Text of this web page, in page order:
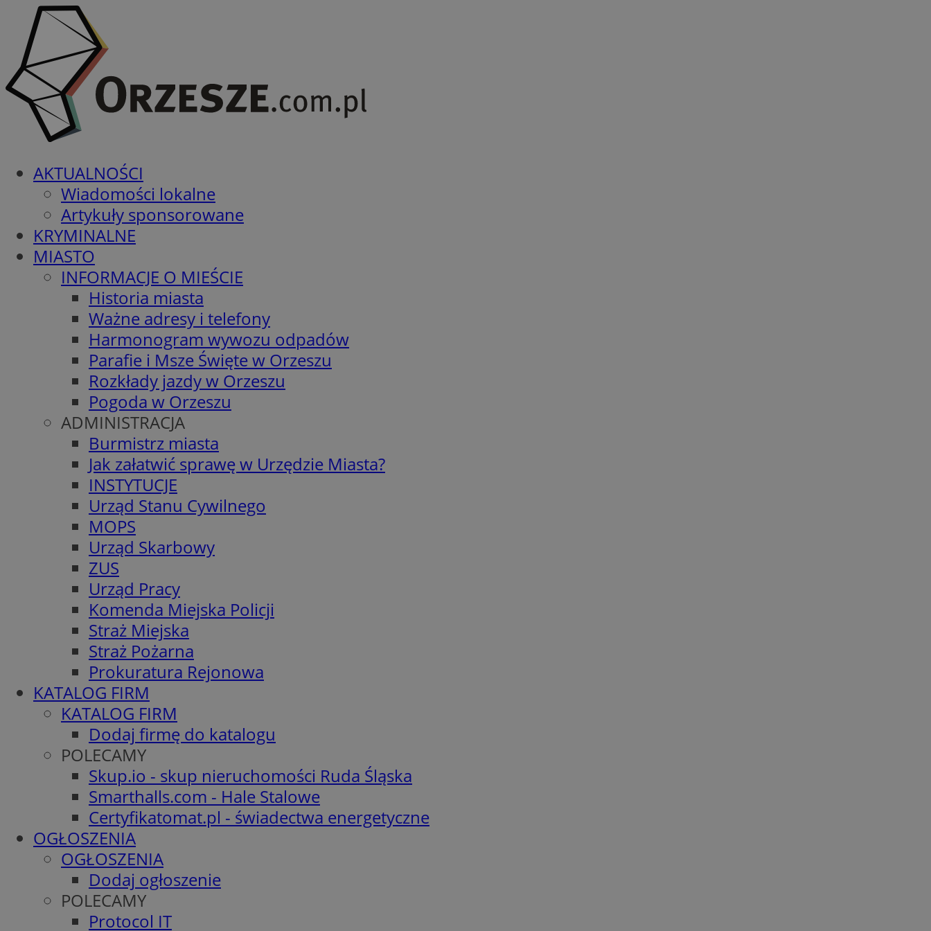
AKTUALNOŚCI
Wiadomości lokalne
Artykuły sponsorowane
KRYMINALNE
MIASTO
INFORMACJE O MIEŚCIE
Historia miasta
Ważne adresy i telefony
Harmonogram wywozu odpadów
Parafie i Msze Święte w Orzeszu
Rozkłady jazdy w Orzeszu
Pogoda w Orzeszu
ADMINISTRACJA
Burmistrz miasta
Jak załatwić sprawę w Urzędzie Miasta?
INSTYTUCJE
Urząd Stanu Cywilnego
MOPS
Urząd Skarbowy
ZUS
Urząd Pracy
Komenda Miejska Policji
Straż Miejska
Straż Pożarna
Prokuratura Rejonowa
KATALOG FIRM
KATALOG FIRM
Dodaj firmę do katalogu
POLECAMY
Skup.io - skup nieruchomości Ruda Śląska
Smarthalls.com - Hale Stalowe
Certyfikatomat.pl - świadectwa energetyczne
OGŁOSZENIA
OGŁOSZENIA
Dodaj ogłoszenie
POLECAMY
Protocol IT